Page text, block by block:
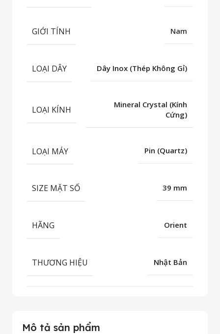
Mô tả sản phẩm
GIỚI TÍNH Nam
LOẠI DÂY Dây Inox (Thép Không Gỉ)
LOẠI KÍNH
Mineral Crystal (Kính
Cứng)
LOẠI MÁY Pin (Quartz)
SIZE MẶT SỐ 39 mm
HÃNG Orient
THƯƠNG HIỆU Nhật Bản